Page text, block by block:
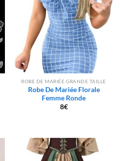
ROBE DE MARIÉE GRANDE TAILLE
Robe De Mariée Florale
Femme Ronde
8€